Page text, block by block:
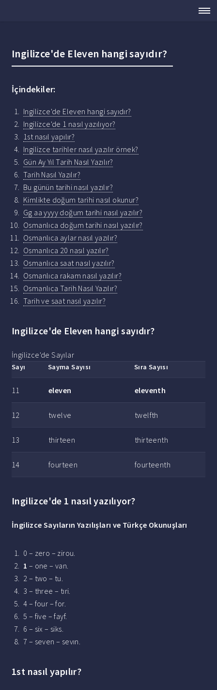
Ingilizce'de Eleven hangi sayıdır?
İçindekiler:
Ingilizce'de Eleven hangi sayıdır?
Ingilizce'de 1 nasıl yazılıyor?
1st nasıl yapılır?
Ingilizce tarihler nasıl yazılır örnek?
Gün Ay Yıl Tarih Nasıl Yazılır?
Tarih Nasıl Yazılır?
Bu günün tarihi nasıl yazılır?
Kimlikte doğum tarihi nasıl okunur?
Gg aa yyyy doğum tarihi nasıl yazılır?
Osmanlıca doğum tarihi nasıl yazılır?
Osmanlıca aylar nasıl yazılır?
Osmanlıca 20 nasıl yazılır?
Osmanlıca saat nasıl yazılır?
Osmanlıca rakam nasıl yazılır?
Osmanlıca Tarih Nasıl Yazılır?
Tarih ve saat nasıl yazılır?
Ingilizce'de Eleven hangi sayıdır?
İngilizce'de Sayılar
Sayı SaymaSayısı Sıra Sayısı
11 eleven eleventh
12 twelve twelfth
13 thirteen thirteenth
14 fourteen fourteenth
Ingilizce'de 1 nasıl yazılıyor?
İngilizce Sayıların Yazılışları ve Türkçe Okunuşları
0 – zero – zirou.
1 – one – van.
2 – two – tu.
3 – three – tıri.
4 – four – for.
5 – five – fayf.
6 – six – siks.
7 – seven – sevın.
1st nasıl yapılır?